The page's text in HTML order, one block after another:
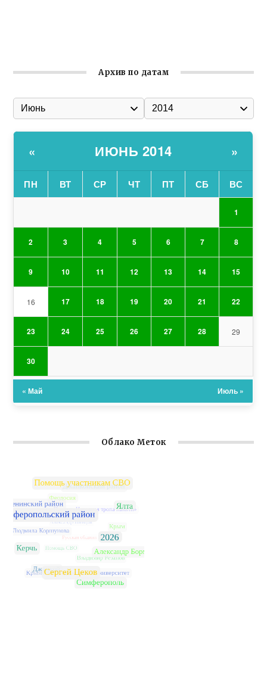
Архив по датам
« ИЮНЬ 2014 »
ПН ВТ СР ЧТ ПТ СБ ВС
1
2 3 4 5 6 7 8
9 10 11 12 13 14 15
16 17 18 19 20 21 22
23 24 25 26 27 28 29
30
« Май Июль »
Облако Меток